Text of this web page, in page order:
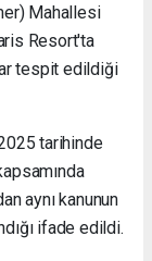
Mahallesi
Resort'ta
tespit edildiği
tarihinde
aynı kanunun
ifade edildi.